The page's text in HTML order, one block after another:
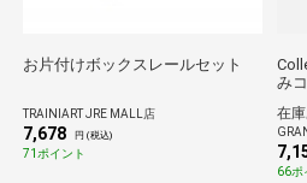
お片付けボックスレールセット
TRAINIART JRE MALL店
7,678 円 (税込)
71ポイント
み
在庫
66ポ